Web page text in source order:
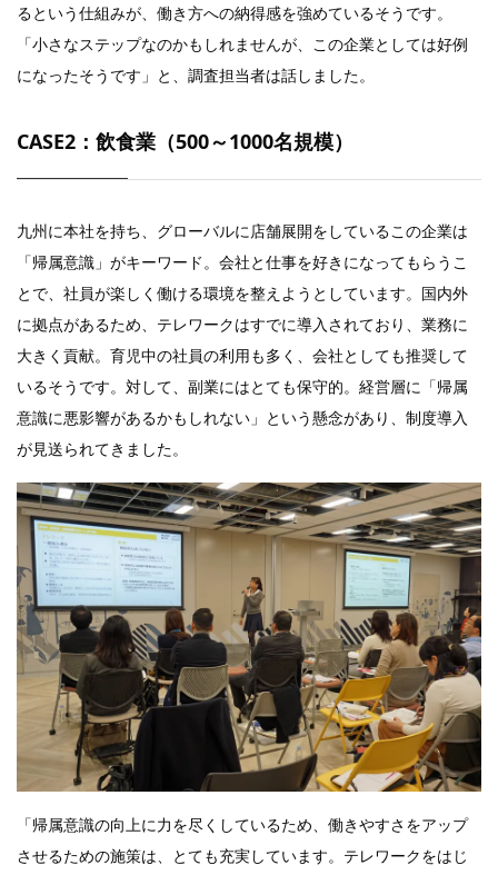
るという仕組みが、働き方への納得感を強めているそうです。
「小さなステップなのかもしれませんが、この企業としては好例
になったそうです」と、調査担当者は話しました。
CASE2：飲食業（500～1000名規模）
九州に本社を持ち、グローバルに店舗展開をしているこの企業は
「帰属意識」がキーワード。会社と仕事を好きになってもらうこ
とで、社員が楽しく働ける環境を整えようとしています。国内外
に拠点があるため、テレワークはすでに導入されており、業務に
大きく貢献。育児中の社員の利用も多く、会社としても推奨して
いるそうです。対して、副業にはとても保守的。経営層に「帰属
意識に悪影響があるかもしれない」という懸念があり、制度導入
が見送られてきました。
「帰属意識の向上に力を尽くしているため、働きやすさをアップ
させるための施策は、とても充実しています。テレワークをはじ